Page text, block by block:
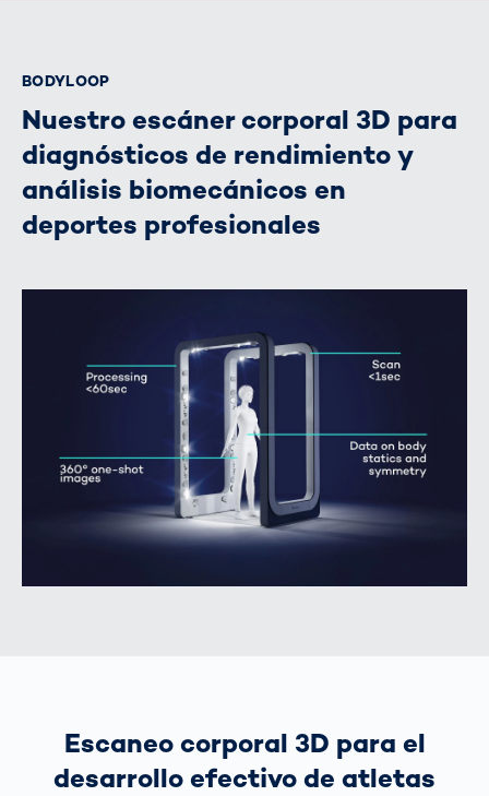
BODYLOOP
Nuestro escáner corporal 3D para
diagnósticos de rendimiento y
análisis biomecánicos en
deportes profesionales
Escaneo corporal 3D para el
desarrollo efectivo de atletas